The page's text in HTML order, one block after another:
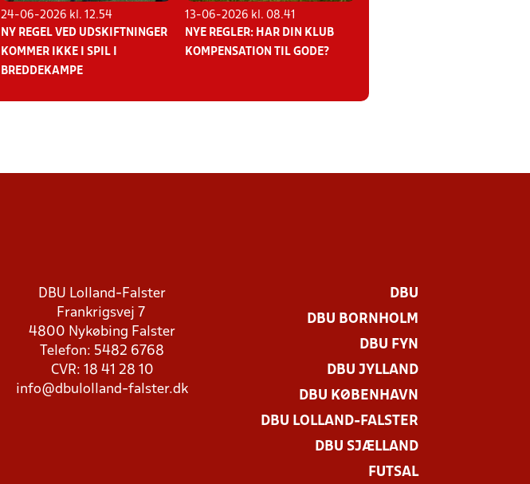
24-06-2026 kl. 12.54
NY REGEL VED UDSKIFTNINGER
KOMMER IKKE I SPIL I
BREDDEKAMPE
13-06-2026 kl. 08.41
NYE REGLER: HAR DIN KLUB
KOMPENSATION TIL GODE?
DBU Lolland-Falster
Frankrigsvej 7
4800 Nykøbing Falster
Telefon: 5482 6768
CVR: 18 41 28 10
info@dbulolland-falster.dk
DBU
DBU BORNHOLM
DBU FYN
DBU JYLLAND
DBU KØBENHAVN
DBU LOLLAND-FALSTER
DBU SJÆLLAND
FUTSAL